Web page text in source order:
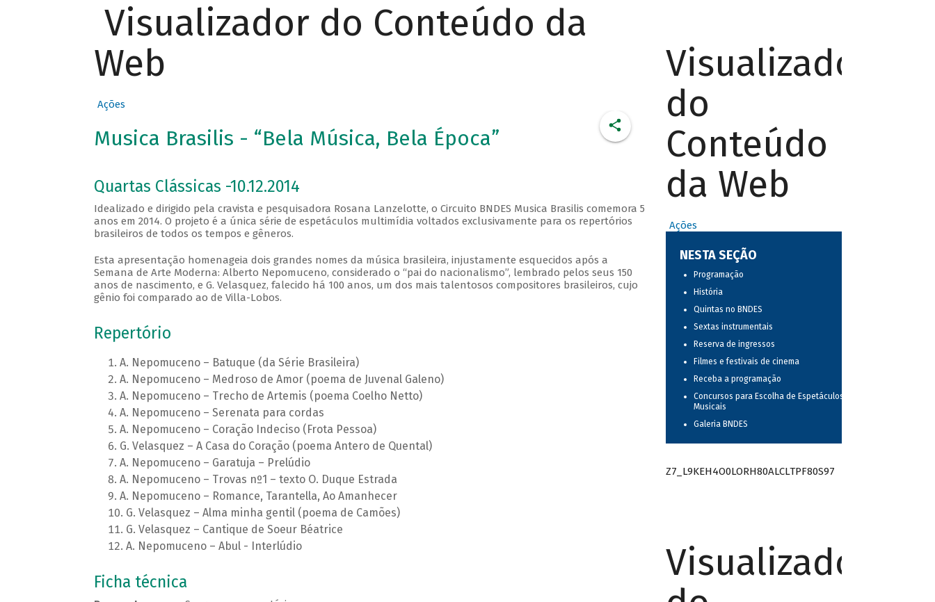
Visualizador do Conteúdo da
Web
Ações
Musica Brasilis - “Bela Música, Bela Época”
Quartas Clássicas -10.12.2014
Idealizado e dirigido pela cravista e pesquisadora Rosana Lanzelotte, o Circuito BNDES Musica Brasilis comemora 5
anos em 2014. O projeto é a única série de espetáculos multimídia voltados exclusivamente para os repertórios
brasileiros de todos os tempos e gêneros.
Esta apresentação homenageia dois grandes nomes da música brasileira, injustamente esquecidos após a
Semana de Arte Moderna: Alberto Nepomuceno, considerado o “pai do nacionalismo”, lembrado pelos seus 150
anos de nascimento, e G. Velasquez, falecido há 100 anos, um dos mais talentosos compositores brasileiros, cujo
gênio foi comparado ao de Villa-Lobos.
Repertório
A. Nepomuceno – Batuque (da Série Brasileira)
A. Nepomuceno – Medroso de Amor (poema de Juvenal Galeno)
A. Nepomuceno – Trecho de Artemis (poema Coelho Netto)
A. Nepomuceno – Serenata para cordas
A. Nepomuceno – Coração Indeciso (Frota Pessoa)
G. Velasquez – A Casa do Coração (poema Antero de Quental)
A. Nepomuceno – Garatuja – Prelúdio
A. Nepomuceno – Trovas nº1 – texto O. Duque Estrada
A. Nepomuceno – Romance, Tarantella, Ao Amanhecer
G. Velasquez – Alma minha gentil (poema de Camões)
G. Velasquez – Cantique de Soeur Béatrice
A. Nepomuceno – Abul - Interlúdio
Ficha técnica
Visualizador
do
Conteúdo
da Web
Ações
NESTA SEÇÃO
Programação
História
Quintas no BNDES
Sextas instrumentais
Reserva de ingressos
Filmes e festivais de cinema
Receba a programação
Concursos para Escolha de Espetáculos
Musicais
Galeria BNDES
Z7_L9KEH4O0LORH80ALCLTPF80S97
Visualizador